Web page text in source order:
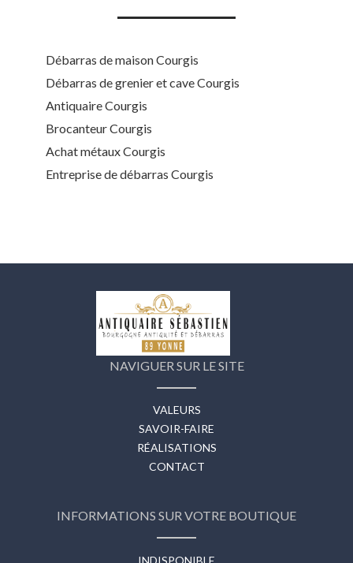
Débarras de maison Courgis
Débarras de grenier et cave Courgis
Antiquaire Courgis
Brocanteur Courgis
Achat métaux Courgis
Entreprise de débarras Courgis
NAVIGUER SUR LE SITE
VALEURS
SAVOIR-FAIRE
RÉALISATIONS
CONTACT
INFORMATIONS SUR VOTRE BOUTIQUE
INDISPONIBLE